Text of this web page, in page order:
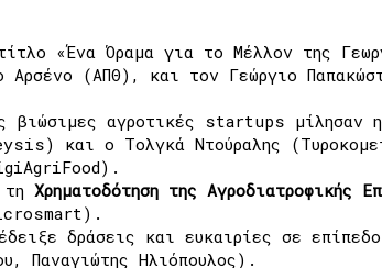
«Ένα Όραμα για το Μέλλον της
Αρσένο (ΑΠΘ), και τον Γεώργιο
βιώσιμες αγροτικές startups
και ο Τολγκά Ντούραλης
Χρηματοδότηση της Αγροδιατροφικής
δράσεις και ευκαιρίες σε
Παναγιώτης Ηλιόπουλος).